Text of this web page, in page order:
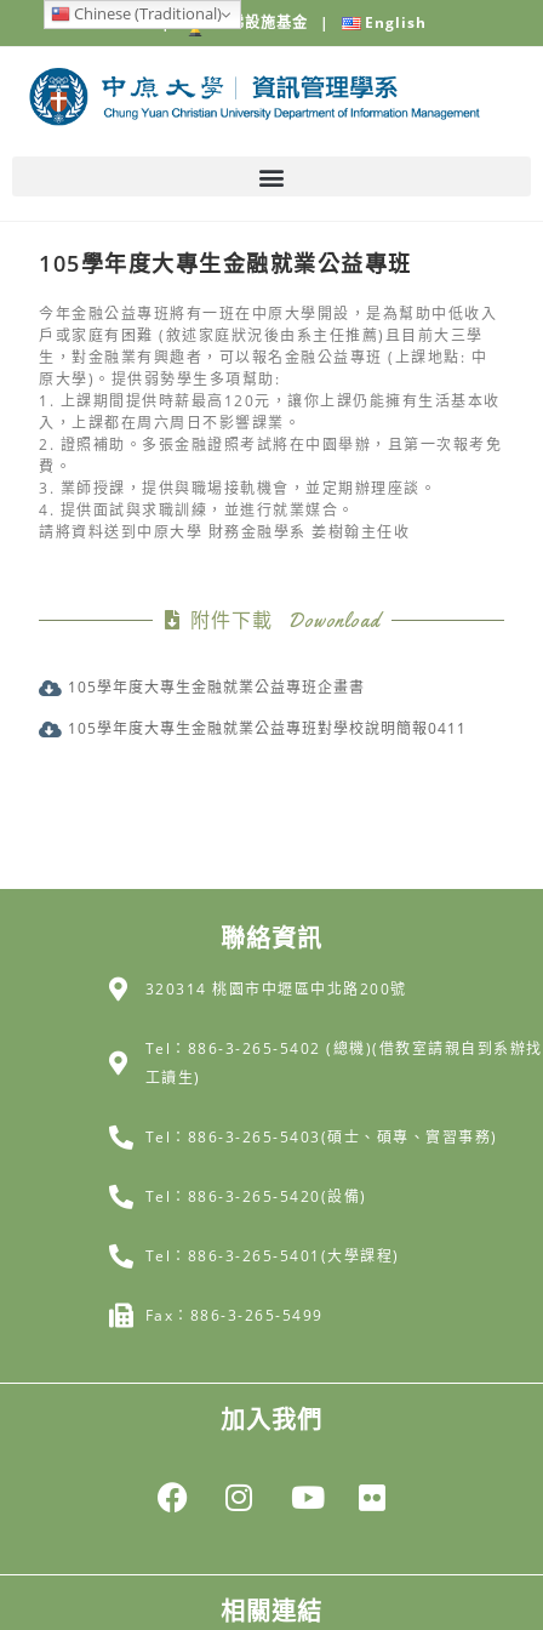
中原大學 | 電梯設施基金 | English
105學年度大專生金融就業公益專班
今年金融公益專班將有一班在中原大學開設，是為幫助中低收入
戶或家庭有困難 (敘述家庭狀況後由系主任推薦)且目前大三學
生，對金融業有興趣者，可以報名金融公益專班 (上課地點: 中
原大學)。提供弱勢學生多項幫助:
1. 上課期間提供時薪最高120元，讓你上課仍能擁有生活基本收
入，上課都在周六周日不影響課業。
2. 證照補助。多張金融證照考試將在中園舉辦，且第一次報考免
費。
3. 業師授課，提供與職場接軌機會，並定期辦理座談。
4. 提供面試與求職訓練，並進行就業媒合。
請將資料送到中原大學 財務金融學系 姜樹翰主任收
附件下載 Dowonload
105學年度大專生金融就業公益專班企畫書
105學年度大專生金融就業公益專班對學校說明簡報0411
聯絡資訊
320314 桃園市中壢區中北路200號
Tel：886-3-265-5402 (總機)(借教室請親自到系辦找
工讀生)
Tel：886-3-265-5403(碩士、碩專、實習事務)
Tel：886-3-265-5420(設備)
Tel：886-3-265-5401(大學課程)
Fax：886-3-265-5499
加入我們
相關連結
Chinese (Traditional)